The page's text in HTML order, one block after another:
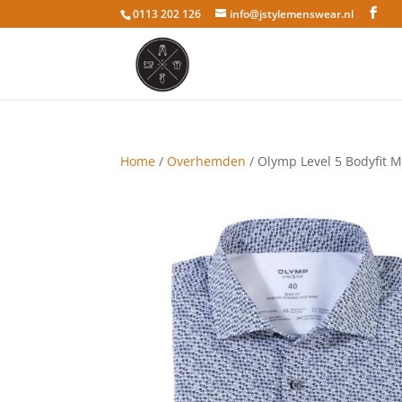
0113 202 126 info@jstylemenswear.nl
Home /Overhemden / Olymp Level 5 Bodyfit